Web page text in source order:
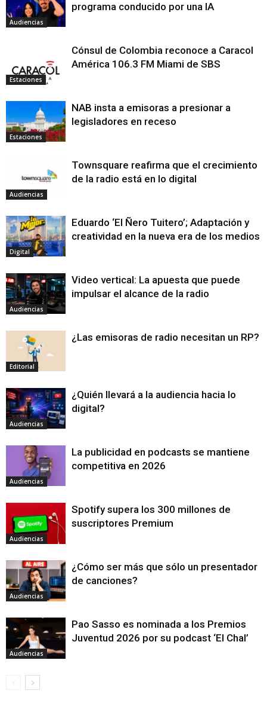
Audiencias
programa conducido por una IA
Estaciones
Cónsul de Colombia reconoce a Caracol
América 106.3 FM Miami de SBS
Estaciones
NAB insta a emisoras a presionar a
legisladores en receso
Audiencias
Townsquare reafirma que el crecimiento
de la radio está en lo digital
Digital
Eduardo ‘El Ñero Tuitero’; Adaptación y
creatividad en la nueva era de los medios
Audiencias
Video vertical: La apuesta que puede
impulsar el alcance de la radio
Editorial
¿Las emisoras de radio necesitan un RP?
Audiencias
¿Quién llevará a la audiencia hacia lo
digital?
Audiencias
La publicidad en podcasts se mantiene
competitiva en 2026
Audiencias
Spotify supera los 300 millones de
suscriptores Premium
Audiencias
¿Cómo ser más que sólo un presentador
de canciones?
Audiencias
Pao Sasso es nominada a los Premios
Juventud 2026 por su podcast ‘El Chal’